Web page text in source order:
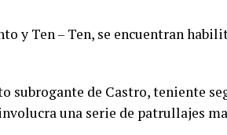
y Ten – Ten, se encuentran
subrogante de Castro, teniente
una serie de patrullajes